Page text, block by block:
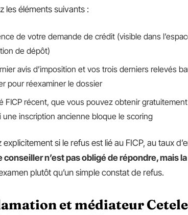
les éléments suivants :
de votre demande de crédit (visible dans
de dépôt)
avis d’imposition et vos trois derniers relevés
pour réexaminer le dossier
FICP récent, que vous pouvez obtenir
une inscription ancienne bloque le scoring
explicitement si le refus est lié au FICP, au taux
conseiller n’est pas obligé de répondre, mais
plutôt qu’un simple constat de refus.
et médiateur